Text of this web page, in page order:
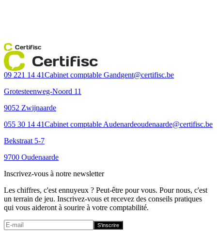
Certifisc
Certifisc
09 221 14 41Cabinet comptable Gandgent@certifisc.be
Grotesteenweg-Noord 11
9052 Zwijnaarde
055 30 14 41Cabinet comptable Audenardeoudenaarde@certifisc.be
Bekstraat 5-7
9700 Oudenaarde
Inscrivez-vous à notre newsletter
Les chiffres, c'est ennuyeux ? Peut-être pour vous. Pour nous, c'est
un terrain de jeu. Inscrivez-vous et recevez des conseils pratiques
qui vous aideront à sourire à votre comptabilité.
S'inscrire